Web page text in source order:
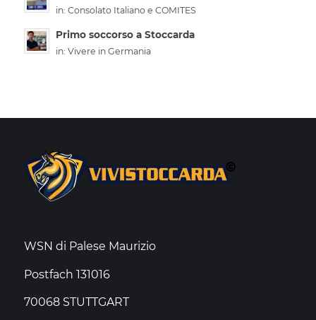
in: Consolato Italiano e COMITES
Primo soccorso a Stoccarda
in: Vivere in Germania
WSN di Palese Maurizio
Postfach 131016
70068 STUTTGART